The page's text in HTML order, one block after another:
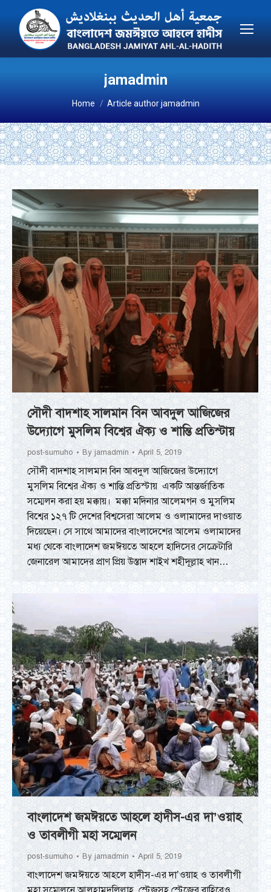
jamadmin
You are here:
Home Article author jamadmin
সৌদী বাদশাহ সালমান বিন আবদুল আজিজের
উদ্যোগে মুসলিম বিশ্বের ঐক্য ও শান্তি প্রতিস্টায়
post-sumuho By jamadmin April 5, 2019
সৌদী বাদশাহ সালমান বিন আবদুল আজিজের উদ্যোগে
মুসলিম বিশ্বের ঐক্য ও শান্তি প্রতিস্টায় একটি আন্তর্জাতিক
সম্মেলন করা হয় মক্কায়। মক্কা মদিনার আলেমগন ও মুসলিম
বিশ্বের ১২৭ টি দেশের বিশ্বসেরা আলেম ও ওলামাদের দাওয়াত
দিয়েছেন। সে সাথে আমাদের বাংলাদেশের আলেম ওলামাদের
মধ্য থেকে বাংলাদেশ জমঈয়তে আহলে হাদিসের সেক্রেটারি
জেনারেল আমাদের প্রাণ প্রিয় উস্তাদ শাইখ শহীদূল্লাহ খান…
বাংলাদেশ জমঈয়তে আহলে হাদীস-এর দা’ওয়াহ
ও তাবলীগী মহা সম্মেলন
post-sumuho Byjamadmin April 5, 2019
বাংলাদেশ জমঈয়তে আহলে হাদীস-এর দা’ওয়াহ ও তাবলীগী